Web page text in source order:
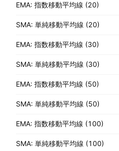
EMA: 指数移動平均線 (20)
SMA: 単純移動平均線 (20)
EMA: 指数移動平均線 (30)
SMA: 単純移動平均線 (30)
EMA: 指数移動平均線 (50)
SMA: 単純移動平均線 (50)
EMA: 指数移動平均線 (100)
SMA: 単純移動平均線 (100)